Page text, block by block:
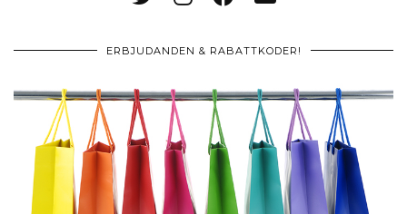
ERBJUDANDEN & RABATTKODER!